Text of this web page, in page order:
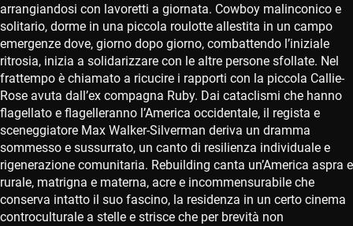
arrangiandosi con lavoretti a giornata. Cowboy malinconico e
solitario, dorme in una piccola roulotte allestita in un campo
emergenze dove, giorno dopo giorno, combattendo l’iniziale
ritrosia, inizia a solidarizzare con le altre persone sfollate. Nel
frattempo è chiamato a ricucire i rapporti con la piccola Callie-
Rose avuta dall’ex compagna Ruby. Dai cataclismi che hanno
flagellato e flagelleranno l’America occidentale, il regista e
sceneggiatore Max Walker-Silverman deriva un dramma
sommesso e sussurrato, un canto di resilienza individuale e
rigenerazione comunitaria. Rebuilding canta un’America aspra e
rurale, matrigna e materna, acre e incommensurabile che
conserva intatto il suo fascino, la residenza in un certo cinema
controculturale a stelle e strisce che per brevità non